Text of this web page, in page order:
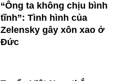
“Ông ta không chịu bình
tĩnh”: Tình hình của
Zelensky gây xôn xao ở
Đức